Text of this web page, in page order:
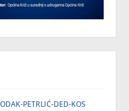
PETRLIĆ-DED-KOS